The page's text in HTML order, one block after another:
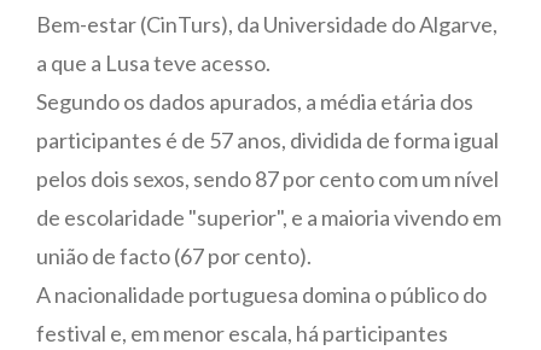
Bem-estar (CinTurs), da Universidade do Algarve,
a que a Lusa teve acesso.
Segundo os dados apurados, a média etária dos
participantes é de 57 anos, dividida de forma igual
pelos dois sexos, sendo 87 por cento com um nível
de escolaridade "superior", e a maioria vivendo em
união de facto (67 por cento).
A nacionalidade portuguesa domina o público do
festival e, em menor escala, há participantes